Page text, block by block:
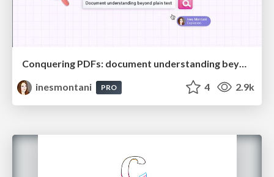
Conquering PDFs: document understanding beyond plain text
inesmontani
PRO 4 2.9k